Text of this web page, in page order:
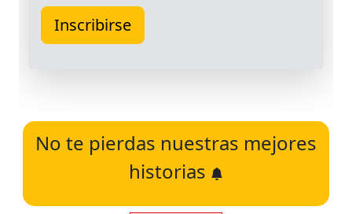
No te pierdas nuestras mejores
historias